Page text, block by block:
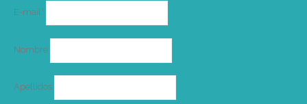
E-mail*
Nombre
Apellidos